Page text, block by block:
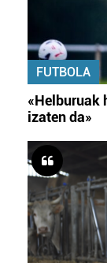
FUTBOLA
«Helburuak
izaten da»